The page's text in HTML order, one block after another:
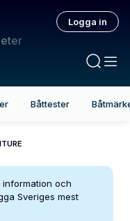
Logga in
Båttester
information och
Sveriges mest